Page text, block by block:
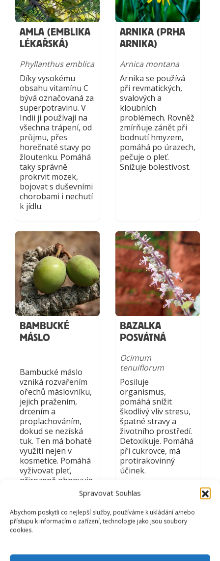
Spravovat Souhlas
Abychom poskytli co nejlepší služby, používáme k ukládání a/nebo
přístupu k informacím o zařízení, technologie jako jsou soubory
cookies.
AMLA (EMBLIKA
LÉKAŘSKÁ)
Phyllanthus emblica
Díky vysokému
obsahu vitamínu C
bývá označovaná za
superpotravinu. V
Indii ji používají na
všechna trápení, od
průjmu, přes
horečnaté stavy po
žloutenku. Pomáhá
taky správně
prokrvit mozek,
bojovat s duševními
chorobami i nechutí
k jídlu.
ARNIKA (PRHA
ARNIKA)
Arnica montana
Arnika se používá
při revmatických,
svalových a
kloubních
problémech. Rovněž
zmírňuje zánět při
bodnutí hmyzem,
pomáhá po úrazech,
pečuje o pleť.
Snižuje bolestivost.
BAMBUCKÉ
MÁSLO
Bambucké máslo
vzniká rozvařením
ořechů máslovníku,
jejich pražením,
drcením a
proplachováním,
dokud se nezíská
tuk. Ten má bohaté
využití nejen v
kosmetice. Pomáhá
vyživovat pleť,
přirozeně obnovuje
ekzémech nebo
lupénce. Zároveň je
díky vysokému
BAZALKA
POSVÁTNÁ
Ocimum
tenuiflorum
Posiluje
organismus,
pomáhá snížit
škodlivý vliv stresu,
špatné stravy a
životního prostředí.
Detoxikuje. Pomáhá
při cukrovce, má
protirakovinný
účinek.